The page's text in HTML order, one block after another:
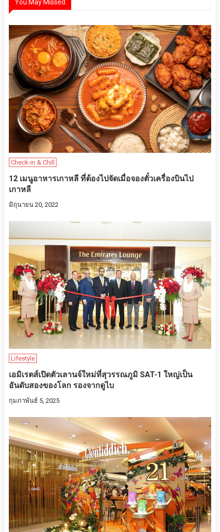
You May Missed
Check-in & Chill
12 เมนูอาหารเกาหลี ที่ต้องไปจัดเมื่อจองตั๋วเครื่องบินไป
เกาหลี
มิถุนายน 20, 2022
Lifestyle
เอมิเรตส์เปิดตัวเลานจ์ใหม่ที่สุวรรณภูมิ SAT-1 ใหญ่เป็น
อันดับสองของโลก รองจากดูไบ
กุมภาพันธ์ 5, 2025